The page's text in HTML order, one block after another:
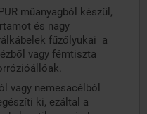
műanyagból készül,
és nagy
fűzőlyukai a
vagy fémtiszta
vagy nemesacélból
ki, ezáltal a